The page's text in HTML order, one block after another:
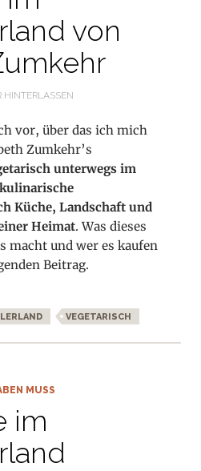
von
HINTERLASSEN
vor, über das ich mich
Zumkehr’s
unterwegs im
Küche, Landschaft und
Heimat. Was dieses
macht und wer es kaufen
Beitrag.
unterwegs im
VEGETARISCH
MUSS
im